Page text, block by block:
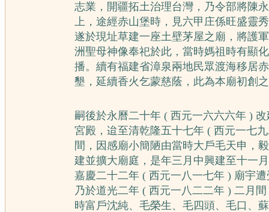
志業，開疆拓土治理台灣，乃令部將陳
上，途經赤山堡時，見六甲庄係旺盛靈
遂於現址草建一座土壁茅屋之廟，將護
洲聖母神像奉祀於此，當時媽祖時有顯
播。續有福建省漳泉兩地民眾渡海移居
墾，延續香火乞蒙慈蔭，此為本廟初創
嗣後於永曆二十年 ( 西元一六六六年 )
宮殿，迨至清乾隆五十七年 ( 西元一七
間，因感廟小簡陋由當時大戶毛天申，
建並擴大廟庭，是年三月中興建至十一
嘉慶二十二年 ( 西元一八一七年 ) 廟宇
乃於道光二年 ( 西元一八二二年 ) 二月
時富戶沈純、毛榮生、毛四頭、毛口、